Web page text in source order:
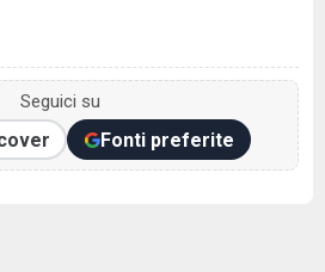
Seguici su
Fonti preferite